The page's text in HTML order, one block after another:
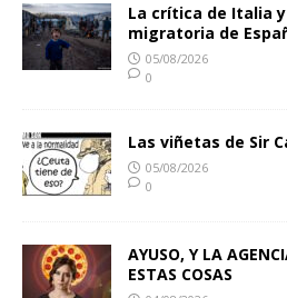
La crítica de Italia
migratoria de
05/08/2026
0
Las viñetas de Sir
05/08/2026
0
AYUSO, Y LA
ESTAS COSAS